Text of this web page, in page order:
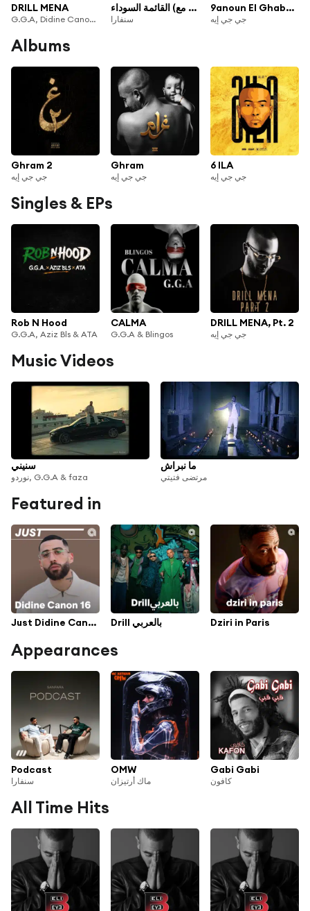
DRILL MENA
G.G.A, Didine Canon 16 & Mc Artisan
القائمة السوداء (بالاشتراك مع G.G.A)
سنفارا
9anoun El Ghaba (feat. Junior Hassen)
جي جي إيه
Albums
Ghram 2
جي جي إيه
Ghram
جي جي إيه
6 ILA
جي جي إيه
Singles & EPs
Rob N Hood
G.G.A, Aziz Bls & ATA
CALMA
G.G.A & Blingos
DRILL MENA, Pt. 2
جي جي إيه
Music Videos
سنيني
نوردو, G.G.A & faza
ما نبراش
مرتضى فتيتي
Featured in
Just Didine Canon 16 Drill بالعربي Dziri in Paris
Appearances
Podcast
سنفارا
OMW
ماك أرتيزان
Gabi Gabi
كافون
All Time Hits